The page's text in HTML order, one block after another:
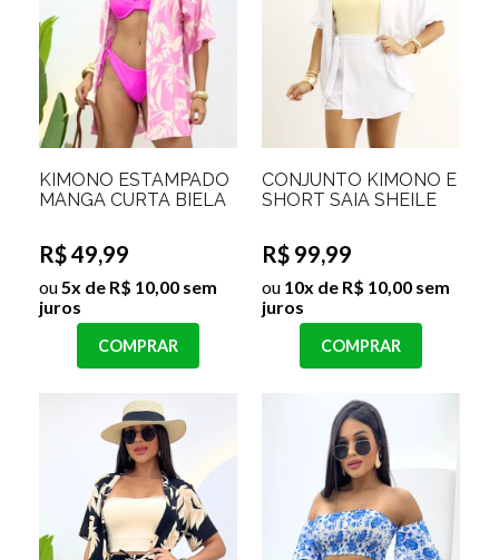
KIMONO ESTAMPADO
MANGA CURTA BIELA
R$ 49,99
ou5x de R$ 10,00 sem
juros
COMPRAR
CONJUNTO KIMONO E
SHORT SAIA SHEILE
R$ 99,99
ou 10x de R$ 10,00 sem
juros
COMPRAR